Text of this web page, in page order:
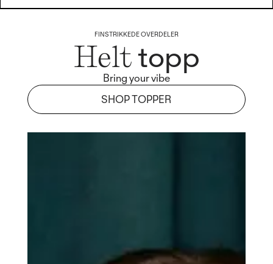
FINSTRIKKEDE OVERDELER
Helttopp
Bring your vibe
SHOP TOPPER